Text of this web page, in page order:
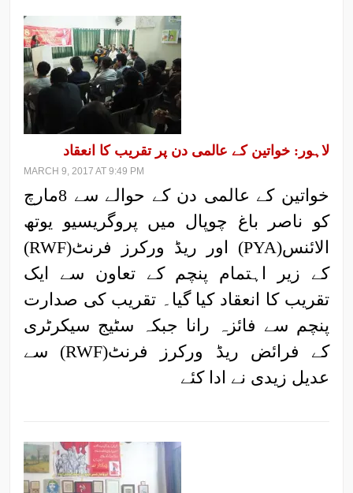
لاہور: خواتین کے عالمی دن پر تقریب کا انعقاد
MARCH 9, 2017 AT 9:49 PM
خواتین کے عالمی دن کے حوالے سے 8مارچ
کو ناصر باغ چوپال میں پروگریسیو یوتھ
الائنس(PYA) اور ریڈ ورکرز فرنٹ(RWF)
کے زیر اہتمام پنچم کے تعاون سے ایک
تقریب کا انعقاد کیا گیا۔ تقریب کی صدارت
پنچم سے فائزہ رانا جبکہ سٹیج سیکرٹری
کے فرائض ریڈ ورکرز فرنٹ(RWF) سے
عدیل زیدی نے ادا کئے